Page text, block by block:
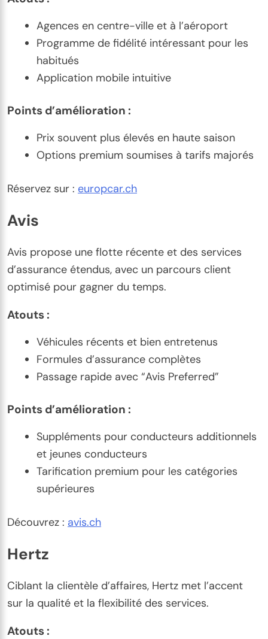
Agences en centre-ville et à l’aéroport
Programme de fidélité intéressant pour les
habitués
Application mobile intuitive
Points d’amélioration :
Prix souvent plus élevés en haute saison
Options premium soumises à tarifs majorés
Réservez sur : europcar.ch
Avis
Avis propose une flotte récente et des services
d’assurance étendus, avec un parcours client
optimisé pour gagner du temps.
Atouts :
Véhicules récents et bien entretenus
Formules d’assurance complètes
Passage rapide avec “Avis Preferred”
Points d’amélioration :
Suppléments pour conducteurs additionnels
et jeunes conducteurs
Tarification premium pour les catégories
supérieures
Découvrez : avis.ch
Hertz
Ciblant la clientèle d’affaires, Hertz met l’accent
sur la qualité et la flexibilité des services.
Atouts :